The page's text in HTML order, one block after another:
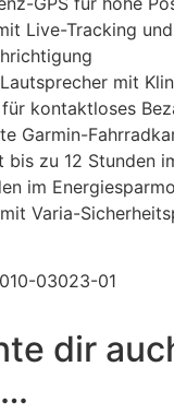
Live-Tracking und
mit
kontaktloses
Garmin-
bis zu 12 Stunden
im
Varia-
010-03023-01
dir